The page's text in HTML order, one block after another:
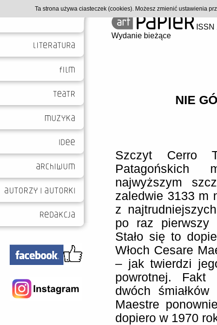
Wydanie bieżące
NIE
Szczyt Cerro
najwyższym
zaledwie 3133 m
z
po raz pierwszy
Stało się to
Włoch Cesare
– jak twierdzi
powrotnej. Fakt
dwóch
Maestre
dopiero w 1970
Ta strona używa ciasteczek (cookies). Możesz zmienić ustawienia